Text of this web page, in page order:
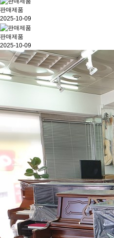
판매제품
2025-10-09
판매제품
2025-10-09